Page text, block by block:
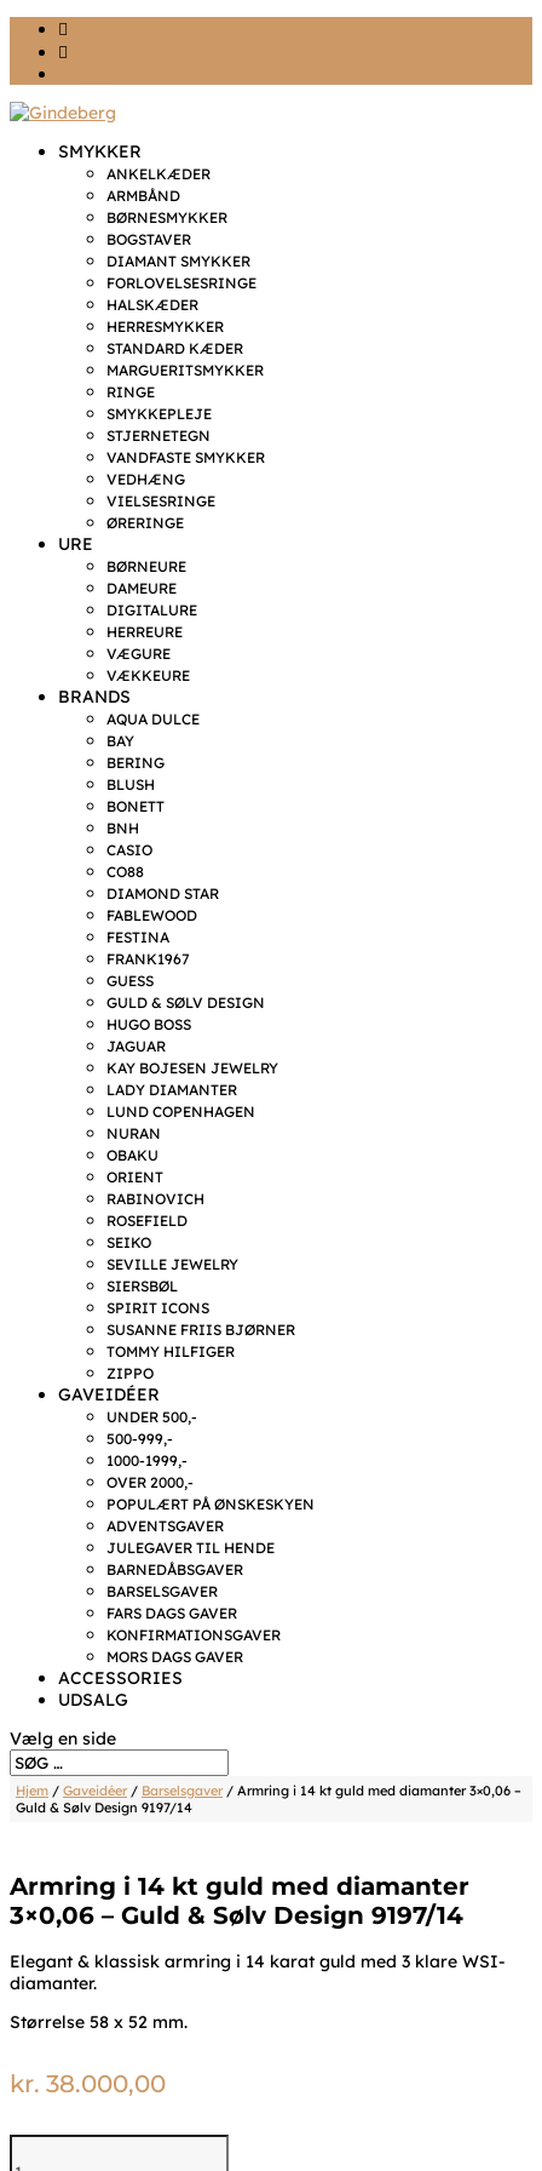
SMYKKER
ANKELKÆDER
ARMBÅND
BØRNESMYKKER
BOGSTAVER
DIAMANT SMYKKER
FORLOVELSESRINGE
HALSKÆDER
HERRESMYKKER
STANDARD KÆDER
MARGUERITSMYKKER
RINGE
SMYKKEPLEJE
STJERNETEGN
VANDFASTE SMYKKER
VEDHÆNG
VIELSESRINGE
ØRERINGE
URE
BØRNEURE
DAMEURE
DIGITALURE
HERREURE
VÆGURE
VÆKKEURE
BRANDS
AQUA DULCE
BAY
BERING
BLUSH
BONETT
BNH
CASIO
CO88
DIAMOND STAR
FABLEWOOD
FESTINA
FRANK1967
GUESS
GULD & SØLV DESIGN
HUGO BOSS
JAGUAR
KAY BOJESEN JEWELRY
LADY DIAMANTER
LUND COPENHAGEN
NURAN
OBAKU
ORIENT
RABINOVICH
ROSEFIELD
SEIKO
SEVILLE JEWELRY
SIERSBØL
SPIRIT ICONS
SUSANNE FRIIS BJØRNER
TOMMY HILFIGER
ZIPPO
GAVEIDÉER
UNDER 500,-
500-999,-
1000-1999,-
OVER 2000,-
POPULÆRT PÅ ØNSKESKYEN
ADVENTSGAVER
JULEGAVER TIL HENDE
BARNEDÅBSGAVER
BARSELSGAVER
FARS DAGS GAVER
KONFIRMATIONSGAVER
MORS DAGS GAVER
ACCESSORIES
UDSALG
Vælg en side
Hjem / Gaveidéer/ Barselsgaver/ Armring i 14 kt guld med diamanter 3×0,06 –
Guld & Sølv Design 9197/14
Armring i 14 kt guld med diamanter
3×0,06 – Guld & Sølv Design 9197/14
Elegant & klassisk armring i 14 karat guld med 3 klare WSI-
diamanter.
Størrelse 58 x 52 mm.
kr. 38.000,00